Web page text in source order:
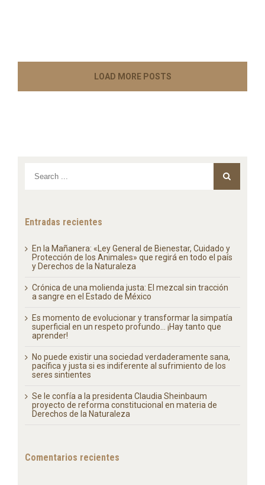
LOAD MORE POSTS
Entradas recientes
En la Mañanera: «Ley General de Bienestar, Cuidado y
Protección de los Animales» que regirá en todo el país
y Derechos de la Naturaleza
Crónica de una molienda justa: El mezcal sin tracción
a sangre en el Estado de México
Es momento de evolucionar y transformar la simpatía
superficial en un respeto profundo… ¡Hay tanto que
aprender!
No puede existir una sociedad verdaderamente sana,
pacífica y justa si es indiferente al sufrimiento de los
seres sintientes
Se le confía a la presidenta Claudia Sheinbaum
proyecto de reforma constitucional en materia de
Derechos de la Naturaleza
Comentarios recientes